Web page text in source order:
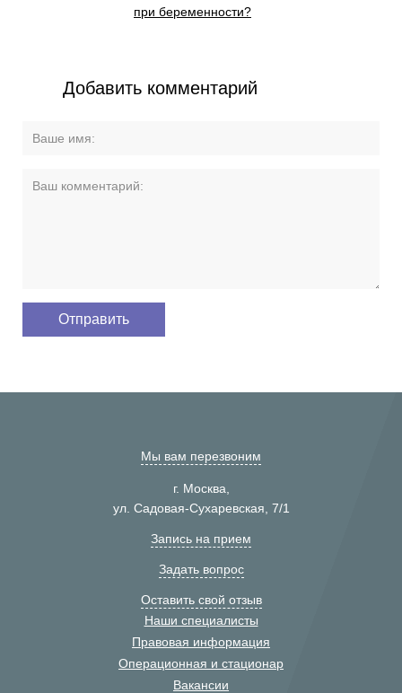
при беременности?
Добавить комментарий
Мы вам перезвоним
г. Москва,
ул. Садовая-Сухаревская, 7/1
Запись на прием
Задать вопрос
Оставить свой отзыв
Наши специалисты
Правовая информация
Операционная и стационар
Вакансии